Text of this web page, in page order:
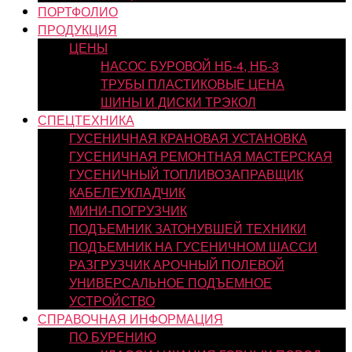
ПОРТФОЛИО
ПРОДУКЦИЯ
ЦЕНЫ
НАСОС БУРОВОЙ НБ-4, НБ-3
ТРУБЫ ПЛАСТИКОВЫЕ ЦЕНА
ШИНЫ И ДИСКИ ТРЭКОЛ
СПЕЦТЕХНИКА
ГУСЕНИЧНАЯ КРАНОВАЯ УСТАНОВКА
ГУСЕНИЧНАЯ РЕМОНТНАЯ МАСТЕРСКАЯ
ГУСЕНИЧНЫЙ ТОПЛИВОЗАПРАВЩИК
КАБЕЛЕУКЛАДЧИК
МИНИ-ПОГРУЗЧИК
ПОДЪЕМНИК ЗАТОНУВШЕЙ ТЕХНИКИ
ПОДЪЕМНИК НА ГУСЕНИЧНОМ ШАССИ
РАЗГРУЗЧИК АРОЧНЫЙ ПОЛЕВОЙ
УНИВЕРСАЛЬНОЕ ПОДЪЕМНОЕ
УСТРОЙСТВО
СПРАВОЧНАЯ ИНФОРМАЦИЯ
ПО БУРЕНИЮ